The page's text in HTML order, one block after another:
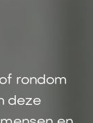
rondom
deze